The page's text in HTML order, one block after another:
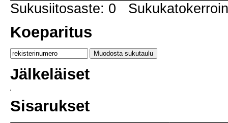
Sukusiitosaste: 0
Koeparitus
Jälkeläiset
Sisarukset